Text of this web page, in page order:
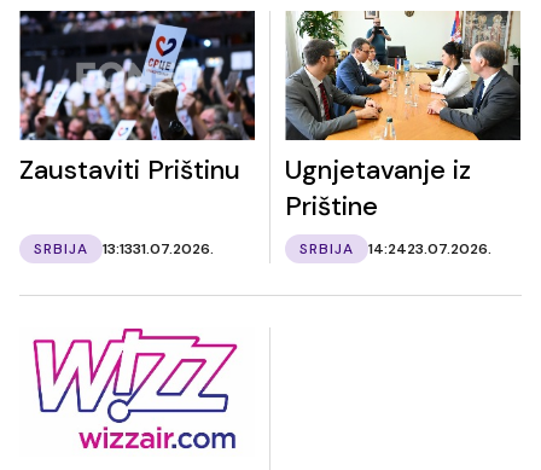
Zaustaviti Prištinu
SRBIJA 13:1331.07.2026.
Ugnjetavanje iz
Prištine
SRBIJA 14:2423.07.2026.